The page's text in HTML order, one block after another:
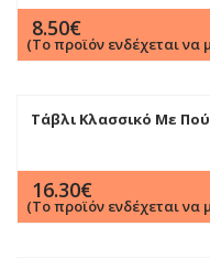
8.50€
(Το προϊόν ενδέχεται
Τάβλι Κλασσικό Με
16.30€
(Το προϊόν ενδέχεται